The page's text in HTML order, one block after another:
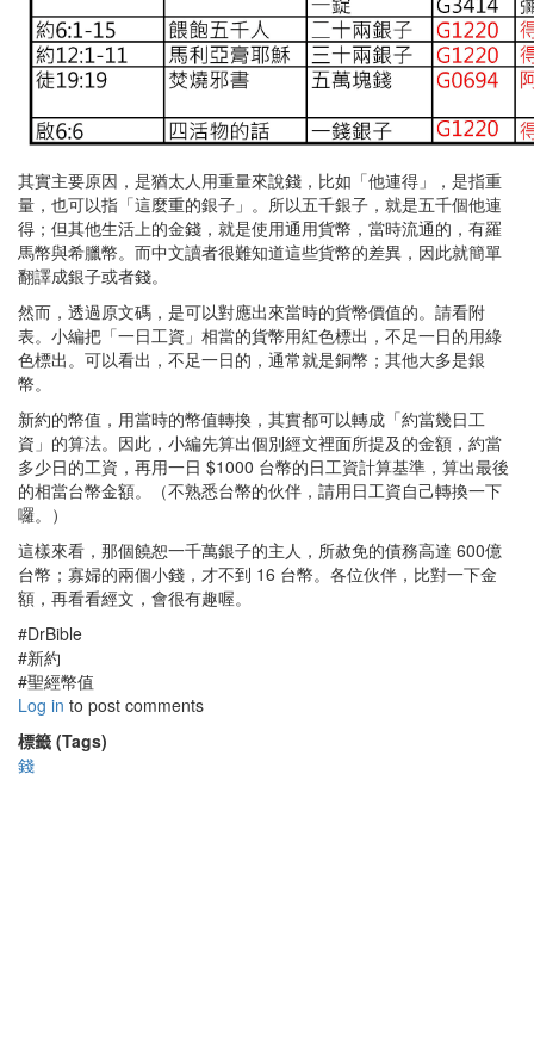
其實主要原因，是猶太人用重量來說錢，比如「他連得」，是指重
量，也可以指「這麼重的銀子」。所以五千銀子，就是五千個他連
得；但其他生活上的金錢，就是使用通用貨幣，當時流通的，有羅
馬幣與希臘幣。而中文讀者很難知道這些貨幣的差異，因此就簡單
翻譯成銀子或者錢。
然而，透過原文碼，是可以對應出來當時的貨幣價值的。請看附
表。小編把「一日工資」相當的貨幣用紅色標出，不足一日的用綠
色標出。可以看出，不足一日的，通常就是銅幣；其他大多是銀
幣。
新約的幣值，用當時的幣值轉換，其實都可以轉成「約當幾日工
資」的算法。因此，小編先算出個別經文裡面所提及的金額，約當
多少日的工資，再用一日 $1000 台幣的日工資計算基準，算出最後
的相當台幣金額。（不熟悉台幣的伙伴，請用日工資自己轉換一下
囉。）
這樣來看，那個饒恕一千萬銀子的主人，所赦免的債務高達 600億
台幣；寡婦的兩個小錢，才不到 16 台幣。各位伙伴，比對一下金
額，再看看經文，會很有趣喔。
#DrBible
#新約
#聖經幣值
Log in to post comments
標籤 (Tags)
錢